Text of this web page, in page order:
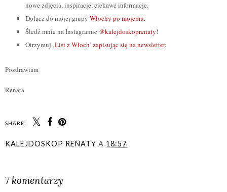
nowe zdjęcia, inspiracje, ciekawe informacje.
Dołącz do mojej grupy Włochy po mojemu.
Śledź mnie na Instagramie @kalejdoskoprenaty!
Otrzymuj ‚List z Włoch’ zapisując się na newsletter.
Pozdrawiam
Renata
SHARE:
KALEJDOSKOP RENATY A 18:57
7 komentarzy